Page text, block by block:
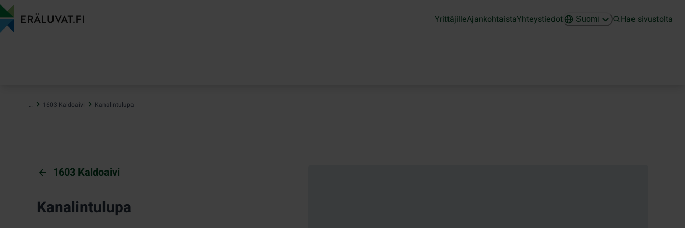
Hyppää
sisältöön
YrittäjilleAjankohtaistaYhteystiedot Suomi Hae sivustolta
… 1603 Kaldoaivi Kanalintulupa
1603 Kaldoaivi
Kanalintulupa